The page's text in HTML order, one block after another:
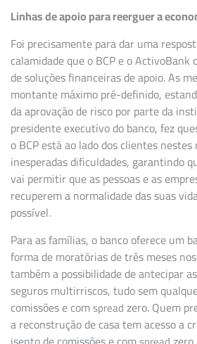
Linhas de apoio para reerguer a
Foi precisamente para dar uma
calamidade que o BCP e o
de soluções financeiras de apoio. As
montante máximo pré-definido,
da aprovação de risco por parte da
presidente executivo do banco, fez
o BCP está ao lado dos clientes
inesperadas dificuldades, garantindo
vai permitir que as pessoas e as
recuperem a normalidade das suas
possível.
Para as famílias, o banco oferece um
forma de moratórias de três meses
também a possibilidade de antecipar
seguros multirriscos, tudo sem
comissões e comspreadzero. Quem
a reconstrução de casa tem acesso a